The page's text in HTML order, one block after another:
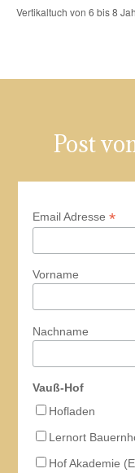
Vertikaltuch von 6 bis 8
Post
Email Adresse*
Vorname
Nachname
Vauß-Hof
Hofladen
Lernort
Hof Akademie